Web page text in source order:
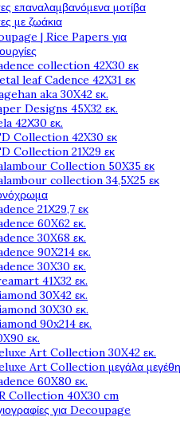
επαναλαμβανόμενα μοτίβα
με ζωάκια
| Rice Papers για
collection 42X30 εκ
leaf Cadence 42X31 εκ
aka 30X42 εκ.
Designs 45X32 εκ.
42Χ30 εκ.
Collection 42X30 εκ
Collection 21X29 εκ
Collection 50X35 εκ
collection 34,5X25 εκ
21Χ29,7 εκ
60X62 εκ.
30X68 εκ.
90X214 εκ.
30X30 εκ.
41X32 εκ.
30X42 εκ.
30X30 εκ.
90x214 εκ.
εκ.
Art Collection 30X42 εκ.
Art Collection μεγάλα μεγέθη
60X80 εκ.
Collection 40X30 cm
για Decoupage